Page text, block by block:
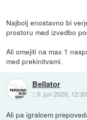
Najbolj enostavno bi
prostoru med izvedbo
Ali omejiti na max 1
med prekinitvami.
Bellator
:: 5. jun 2026, 12:30
Ali pa igralcem